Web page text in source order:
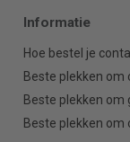
Informatie
Hoe bestel je
Beste plekken om
Beste plekken
Beste plekken om